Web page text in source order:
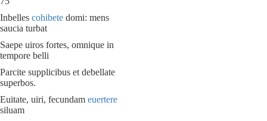
Inbelles cohibete domi: mens
saucia turbat
Saepe uiros fortes, omnique in
tempore belli
Parcite supplicibus et debellate
superbos.
Euitate, uiri, fecundam euertere
siluam